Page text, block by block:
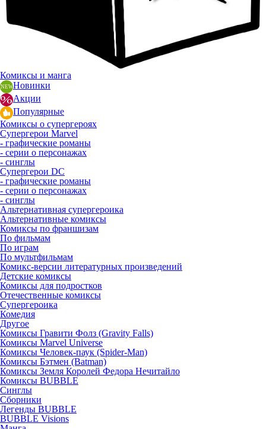
Комиксы и манга
Новинки
Акции
Популярные
Комиксы о супергероях
Супергерои Marvel
- графические романы
- серии о персонажах
- синглы
Супергерои DC
- графические романы
- серии о персонажах
- синглы
Альтернативная супергероика
Альтернативные комиксы
Комиксы по франшизам
По фильмам
По играм
По мультфильмам
Комикс-версии литературных произведений
Детские комиксы
Комиксы для подростков
Отечественные комиксы
Супергероика
Комедия
Другое
Комиксы Гравити Фолз (Gravity Falls)
Комиксы Marvel Universe
Комиксы Человек-паук (Spider-Man)
Комиксы Бэтмен (Batman)
Комиксы Земля Королей Федора Нечитайло
Комиксы BUBBLE
Синглы
Сборники
Легенды BUBBLE
BUBBLE Visions